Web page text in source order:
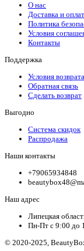
О нас
Доставка и
Политика
Условия
Контакты
Поддержка
Условия возврата
Обратная связь
Сделать возврат
Выгодно
Система скидок
Распродажа
Наши контакты
+79065934848
Наш адрес
Липецкая
Пн-Пт с 9:00 до
© 2020-2025,